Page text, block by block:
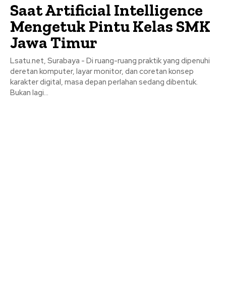
Saat Artificial Intelligence
Mengetuk Pintu Kelas SMK
Jawa Timur
Lsatu.net, Surabaya - Di ruang-ruang praktik yang dipenuhi
deretan komputer, layar monitor, dan coretan konsep
karakter digital, masa depan perlahan sedang dibentuk.
Bukan lagi...